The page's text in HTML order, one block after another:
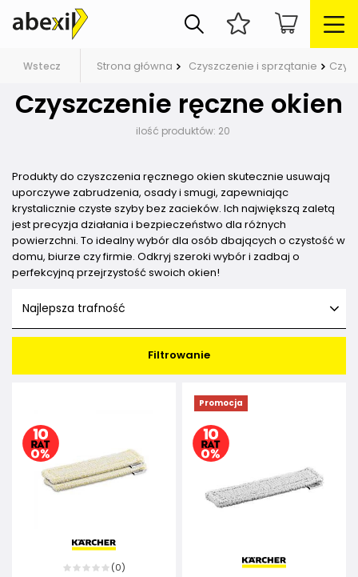
Wstecz Strona główna Czyszczenie i sprzątanie
Czyszczenie ręczne okien
ilość produktów: 20
Produkty do czyszczenia ręcznego okien skutecznie usuwają
uporczywe zabrudzenia, osady i smugi, zapewniając
krystalicznie czyste szyby bez zacieków. Ich największą zaletą
jest precyzja działania i bezpieczeństwo dla różnych
powierzchni. To idealny wybór dla osób dbających o czystość w
domu, biurze czy firmie. Odkryj szeroki wybór i zadbaj o
perfekcyjną przejrzystość swoich okien!
Najlepsza trafność
Filtrowanie
(0)
Promocja